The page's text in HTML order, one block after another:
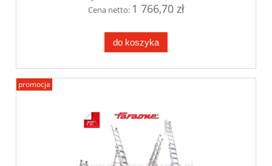
Cena netto: 1 766,70 zł
do koszyka
promocja